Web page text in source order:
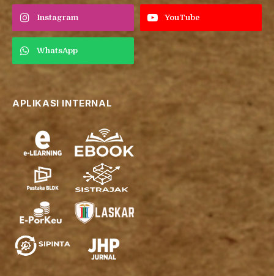
Instagram YouTube
WhatsApp
APLIKASI INTERNAL